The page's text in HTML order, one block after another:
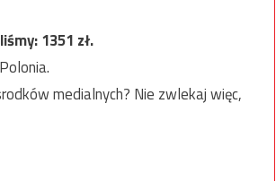
1351 zł.
medialnych? Nie zwlekaj więc,